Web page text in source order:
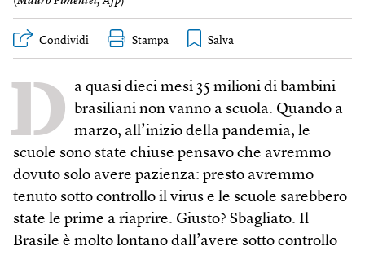
Condividi Stampa
D
a quasi dieci mesi 35 milioni di bambini
brasiliani non vanno a scuola. Quando a
marzo, all’inizio della pandemia, le
scuole sono state chiuse pensavo che avremmo
dovuto solo avere pazienza: presto avremmo
tenuto sotto controllo il virus e le scuole sarebbero
state le prime a riaprire. Giusto? Sbagliato. Il
Brasile è molto lontano dall’avere sotto controllo